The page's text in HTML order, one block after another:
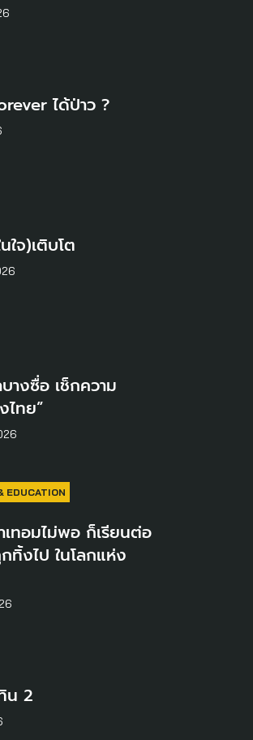
ได้ป่าว ?
ใจ)เติบโต
างซื่อ เช็กความ
ไทย”
EDUCATION
เทอมไม่พอ ก็เรียนต่อ
ทิ้งไป ในโลกแห่ง
น 2